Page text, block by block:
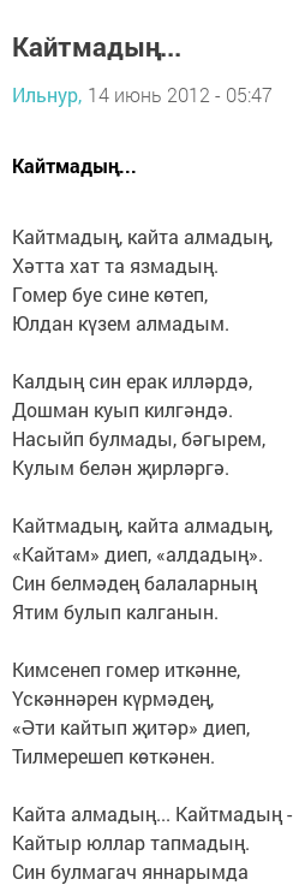
Кайтмадың...
Ильнур, 14 июнь 2012 - 05:47
Кайтмадың...
Кайтмадың, кайта алмадың,
Хәтта хат та язмадың.
Гомер буе сине көтеп,
Юлдан күзем алмадым.
Калдың син ерак илләрдә,
Дошман куып килгәндә.
Насыйп булмады, бәгырем,
Кулым белән җирләргә.
Кайтмадың, кайта алмадың,
«Кайтам» диеп, «алдадың».
Син белмәдең балаларның
Ятим булып калганын.
Кимсенеп гомер иткәнне,
Үскәннәрен күрмәдең,
«Әти кайтып җитәр» диеп,
Тилмерешеп көткәнен.
Кайта алмадың... Кайтмадың -
Кайтыр юллар тапмадың.
Син булмагач яннарымда